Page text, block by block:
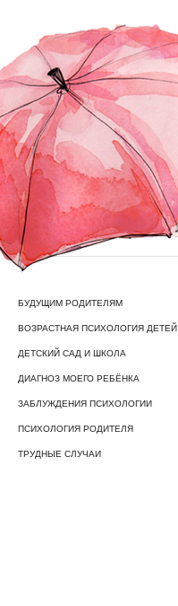
БУДУЩИМ РОДИТЕЛЯМ
ВОЗРАСТНАЯ ПСИХОЛОГИЯ ДЕТЕЙ
ДЕТСКИЙ САД И ШКОЛА
ДИАГНОЗ МОЕГО РЕБЁНКА
ЗАБЛУЖДЕНИЯ ПСИХОЛОГИИ
ПСИХОЛОГИЯ РОДИТЕЛЯ
ТРУДНЫЕ СЛУЧАИ